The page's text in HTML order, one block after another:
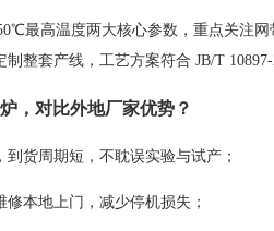
最高温度两大核心参数，重点关注
整套产线，工艺方案符合 JB/T
，对比外地厂家优势？
货周期短，不耽误实验与试产；
本地上门，减少停机损失；